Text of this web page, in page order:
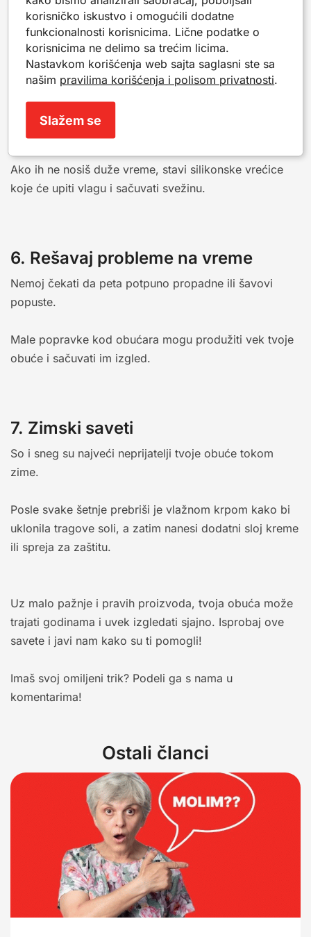
obuće.
5. Pravilno skladištenje
Da se tvoja obuća ne bi deformisala, čuvaj sve u
Ako ih ne nosiš duže vreme, stavi silikonske vrećice
koje će upiti vlagu i sačuvati svežinu.
6. Rešavaj probleme na vreme
Nemoj čekati da peta potpuno propadne ili šavovi
popuste.
Male popravke kod obućara mogu produžiti vek tvoje
obuće i sačuvati im izgled.
7. Zimski saveti
So i sneg su najveći neprijatelji tvoje obuće tokom
zime.
Posle svake šetnje prebriši je vlažnom krpom kako bi
uklonila tragove soli, a zatim nanesi dodatni sloj kreme
ili spreja za zaštitu.
Uz malo pažnje i pravih proizvoda, tvoja obuća može
trajati godinama i uvek izgledati sjajno. Isprobaj ove
savete i javi nam kako su ti pomogli!
Imaš svoj omiljeni trik? Podeli ga s nama u
komentarima!
Ostali članci
korisničko iskustvo i omogućili dodatne
funkcionalnosti korisnicima. Lične podatke o
korisnicima ne delimo sa trećim licima.
Nastavkom korišćenja web sajta saglasni ste sa
našim pravilima korišćenja i polisom privatnosti.
Slažem se